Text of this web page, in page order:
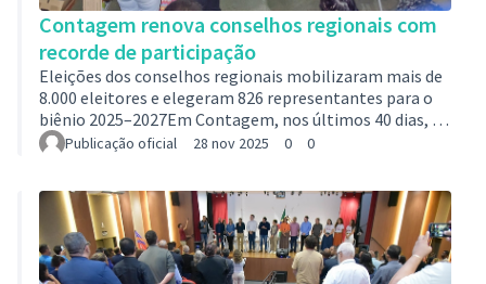
Contagem renova conselhos regionais com
recorde de participação
Eleições dos conselhos regionais mobilizaram mais de
8.000 eleitores e elegeram 826 representantes para o
biênio 2025–2027Em Contagem, nos últimos 40 dias, a
participação popular se consolidou, ainda mais, como
eleição dos conselheiros regionais, iniciada em 13 de
outubro e finalizada nessa segunda-feira (24/11),
mobilizou moradores em 72 plenárias, registrando
8.489 votantes e somando mais…
Publicação oficial 28 nov 2025 0 0